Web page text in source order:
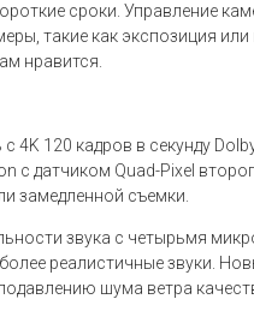
сроки. Управление
такие как экспозиция
нравится.
120 кадров в секунду
с датчиком Quad-Pixel
замедленной съемки.
звука с четырьмя
реалистичные звуки.
шума ветра